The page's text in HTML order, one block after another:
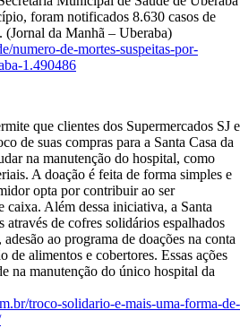
foram notificados 8.630 casos de
(Jornal da Manhã – Uberaba)
numero-de-mortes-suspeitas-por-
1.490486
que clientes dos Supermercados SJ e
de suas compras para a Santa Casa da
na manutenção do hospital, como
A doação é feita de forma simples e
opta por contribuir ao ser
caixa. Além dessa iniciativa, a Santa
através de cofres solidários espalhados
ao programa de doações na conta
de alimentos e cobertores. Essas ações
na manutenção do único hospital da
troco-solidario-e-mais-uma-forma-de-